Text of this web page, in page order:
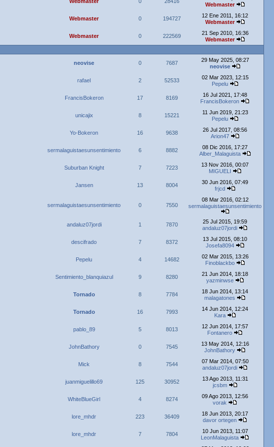
Webmaster
Webmaster 0 194727
12 Ene 2011, 16:12
Webmaster
Webmaster 0 222569
21 Sep 2010, 16:36
Webmaster
neovise 0 7687
29 May 2025, 08:27
neovise
rafael 2 52533
02 Mar 2023, 12:15
Pepelu
FrancisBokeron 17 8169
16 Jul 2021, 17:48
FrancisBokeron
unicajix 8 15221
11 Jun 2019, 21:23
Pepelu
Yo-Bokeron 16 9638
26 Jul 2017, 08:56
Arion47
sermalaguistaesunsentimiento 6 8882
08 Dic 2016, 17:27
Alber_Malaguista
Suburban Knight 7 7223
13 Nov 2016, 00:07
MIGUELI
Jansen 13 8004
30 Jun 2016, 07:49
frjcd
sermalaguistaesunsentimiento 0 7550
08 Mar 2016, 02:12
sermalaguistaesunsentimiento
andaluz07jordi 1 7870
25 Jul 2015, 19:59
andaluz07jordi
descifrado 7 8372
13 Jul 2015, 08:10
Josefa8094
Pepelu 4 14682
02 Mar 2015, 13:26
Finoblackbo
Sentimiento_blanquiazul 9 8280
21 Jun 2014, 18:18
yazminwse
Tornado 8 7784
18 Jun 2014, 13:14
malagatones
Tornado 16 7993
14 Jun 2014, 12:24
Kara
pablo_89 5 8013
12 Jun 2014, 17:57
Fontanero
JohnBathory 0 7545
13 May 2014, 12:16
JohnBathory
Mick 8 7544
07 Mar 2014, 07:50
andaluz07jordi
juanmiguelillo69 125 30952
13 Ago 2013, 11:31
jcsbm
WhiteBlueGirl 4 8274
09 Ago 2013, 12:56
vorak
lore_mhdr 223 36409
18 Jun 2013, 20:17
davor ortegen
lore_mhdr 7 7804
10 Jun 2013, 11:07
LeonMalaguista